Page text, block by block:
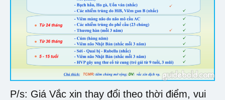
P/s: Giá Vắc xin thay đổi theo thời điểm, vui